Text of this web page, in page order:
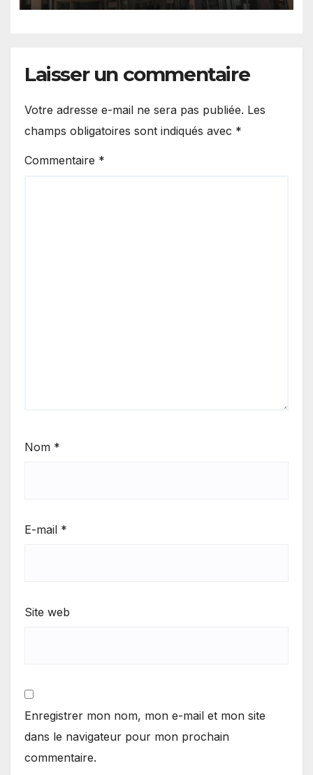
Laisser un commentaire
Votre adresse e-mail ne sera pas publiée. Les
champs obligatoires sont indiqués avec *
Commentaire *
Nom *
E-mail *
Site web
Enregistrer mon nom, mon e-mail et mon site
dans le navigateur pour mon prochain
commentaire.